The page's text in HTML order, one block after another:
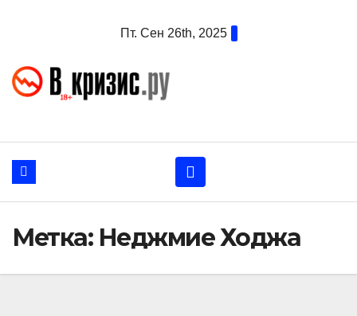
Пт. Сен 26th, 2025
Метка: Неджмие Ходжа